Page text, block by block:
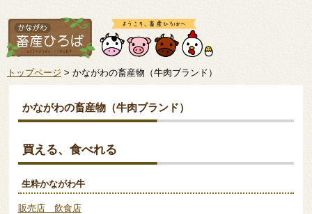
トップページ > かながわの畜産物（牛肉ブランド）
かながわの畜産物（牛肉ブランド）
買える、食べれる
生粋かながわ牛
販売店 飲食店